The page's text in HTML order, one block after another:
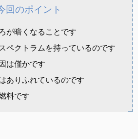
回のポイント
が暗くなることです
ペクトラムを持っているのです
は僅かです
ありふれているのです
料です